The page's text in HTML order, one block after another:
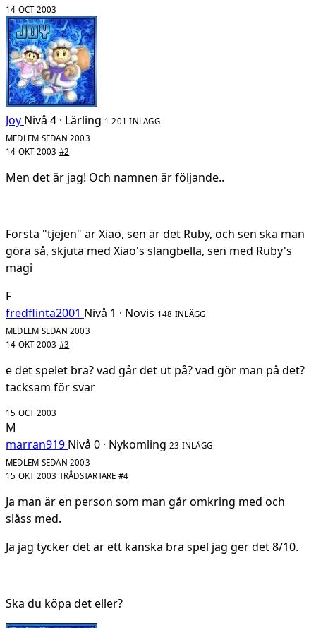
14 OCT 2003
Joy Nivå 4 · Lärling 1 201 INLÄGG
MEDLEM SEDAN 2003
14 OKT 2003 #2
Men det är jag! Och namnen är följande..
Första "tjejen" är Xiao, sen är det Ruby, och sen ska man
göra så, skjuta med Xiao's slangbella, sen med Ruby's
magi
F
fredflinta2001 Nivå 1 · Novis 148 INLÄGG
MEDLEM SEDAN 2003
14 OKT 2003 #3
e det spelet bra? vad går det ut på? vad gör man på det?
tacksam för svar
15 OCT 2003
M
marran919 Nivå 0 · Nykomling 23 INLÄGG
MEDLEM SEDAN 2003
15 OKT 2003 TRÅDSTARTARE #4
Ja man är en person som man går omkring med och
slåss med.
Ja jag tycker det är ett kanska bra spel jag ger det 8/10.
Ska du köpa det eller?